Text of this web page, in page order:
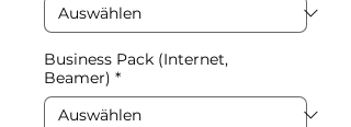
Business Pack (Internet,
Beamer) *